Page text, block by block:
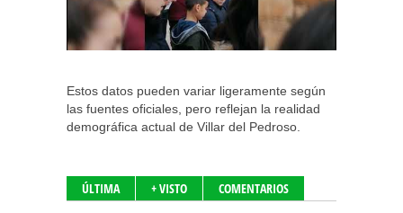
Estos datos pueden variar ligeramente según
las fuentes oficiales, pero reflejan la realidad
demográfica actual de Villar del Pedroso.
ÚLTIMA + VISTO COMENTARIOS